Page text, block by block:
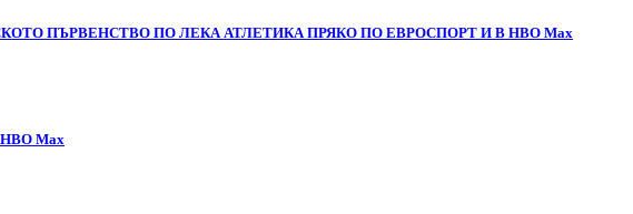
ПЪРВЕНСТВО ПО ЛЕКА АТЛЕТИКА ПРЯКО ПО ЕВРОСПОРТ И В НВО Мах
Max